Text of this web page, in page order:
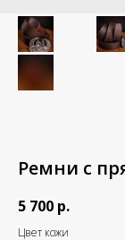
Ремни с
5 700 р.
Цвет кожи